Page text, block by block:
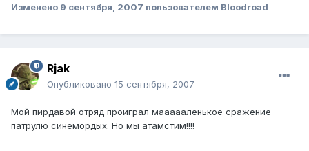
Изменено 9 сентября, 2007 пользователем Bloodroad
Rjak
Опубликовано 15 сентября, 2007
Мой пирдавой отряд проиграл маааааленькое сражение
патрулю синемордых. Но мы атамстим!!!!